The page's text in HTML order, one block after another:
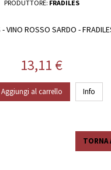
PRODUTTORE: FRADILES
- VINO ROSSO SARDO -
Prezzo
13,11 €
Aggiungi al carrello Info
TORNA